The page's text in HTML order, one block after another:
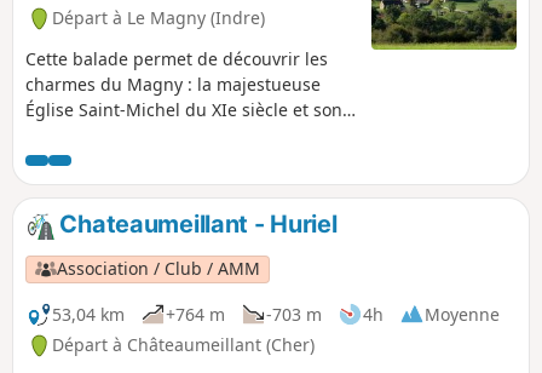
Départ à Le Magny (Indre)
Cette balade permet de découvrir les
charmes du Magny : la majestueuse
Église Saint-Michel du XIe siècle et son
Rémy et l'ancien lavoir, les jardins de
Beauregard où sont préservés
d'anciennes loges de vigne, de vieux
cépages et variétés de fruits, les
prairies de la vallée de la Couarde...
Chateaumeillant - Huriel
Association / Club / AMM
53,04 km
+764 m -703 m 4h
Moyenne
Départ à Châteaumeillant (Cher)